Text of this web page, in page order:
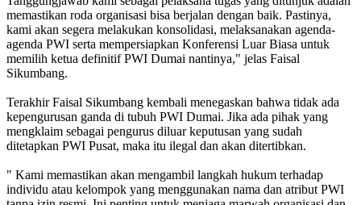
memastikan roda organisasi bisa berjalan dengan baik. Pastinya,
kami akan segera melakukan konsolidasi, melaksanakan agenda-
agenda PWI serta mempersiapkan Konferensi Luar Biasa untuk
memilih ketua definitif PWI Dumai nantinya," jelas Faisal
Sikumbang.
Terakhir Faisal Sikumbang kembali menegaskan bahwa tidak ada
kepengurusan ganda di tubuh PWI Dumai. Jika ada pihak yang
mengklaim sebagai pengurus diluar keputusan yang sudah
ditetapkan PWI Pusat, maka itu ilegal dan akan ditertibkan.
" Kami memastikan akan mengambil langkah hukum terhadap
individu atau kelompok yang menggunakan nama dan atribut PWI